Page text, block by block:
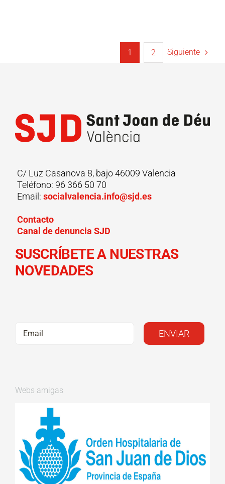
1 2 Siguiente
C/ Luz Casanova 8, bajo 46009 Valencia
Teléfono: 96 366 50 70
Email:socialvalencia.info@sjd.es
Contacto
Canal de denuncia SJD
SUSCRÍBETE A NUESTRAS
NOVEDADES
Webs amigas